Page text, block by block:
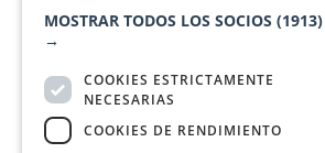
MOSTRAR TODOS LOS SOCIOS (1913)
→
COOKIES ESTRICTAMENTE
NECESARIAS
COOKIES DE RENDIMIENTO